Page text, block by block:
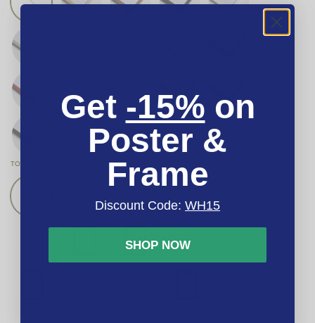
TODO
Get -15% on
Poster &
Frame
Discount Code: WH15
SHOP NOW